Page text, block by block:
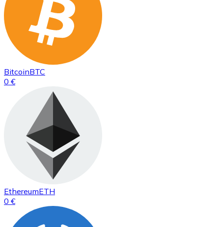
BitcoinBTC
0 €
EthereumETH
0 €